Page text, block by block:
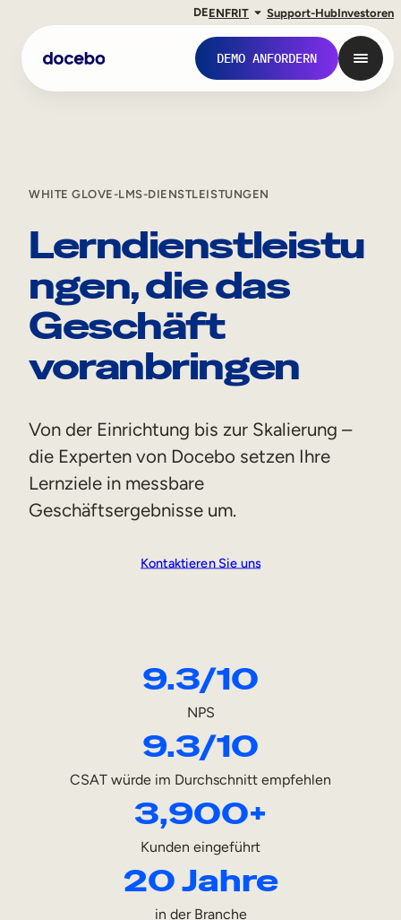
DEENFRIT Support-HubInvestoren
DEMO ANFORDERN
Interne Weiterbildung
Onboarding von Mitarbeitern
Vertriebsschulungen
Compliance-Training
Training für Customer Facing-Teams
Strategische Personalplanung
Weiterbildungen & Umschulungen
Interne Mobilität
WHITE GLOVE-LMS-DIENSTLEISTUNGEN
Lerndienstleistu
ngen, die das
Geschäft
voranbringen
Von der Einrichtung bis zur Skalierung –
die Experten von Docebo setzen Ihre
Lernziele in messbare
Geschäftsergebnisse um.
Kontaktieren Sie uns
9.3/10
NPS
9.3/10
CSAT würde im Durchschnitt empfehlen
3,900+
Kunden eingeführt
20 Jahre
in der Branche